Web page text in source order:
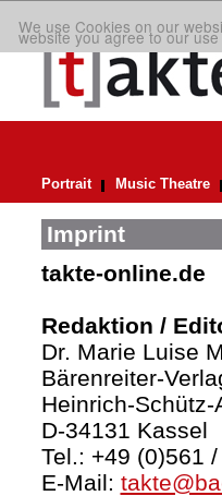
We use Cookies on our
website you agree to our
Portrait Music Theatre
Imprint
takte-online.de
Redaktion /
Dr. Marie Luise
Bärenreiter-
Heinrich-Schütz-
D-34131 Kassel
Tel.: +49 (0)561
E-Mail: